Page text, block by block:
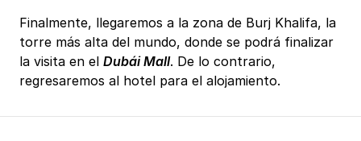
Finalmente, llegaremos a la zona de Burj Khalifa, la
torre más alta del mundo, donde se podrá finalizar
la visita en el Dubái Mall. De lo contrario,
regresaremos al hotel para el alojamiento.